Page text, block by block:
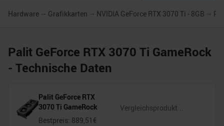
Hardware Grafikkarten NVIDIA GeForce RTX 3070 Ti - 8GB
Palit GeForce RTX 3070 Ti GameRock
- Technische Daten
Palit GeForce RTX
3070 Ti GameRock
Bestpreis: 889,51 €